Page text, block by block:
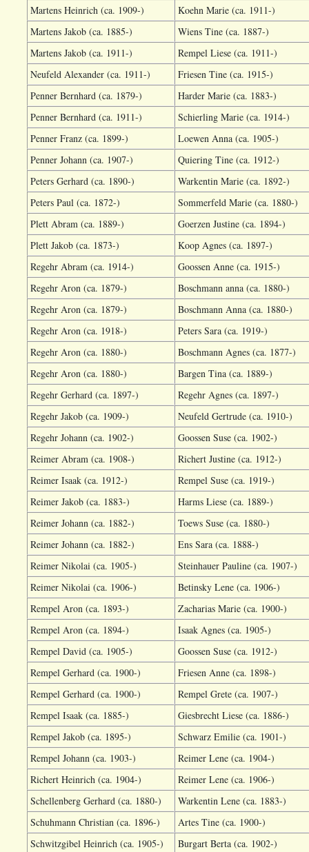
Martens Heinrich (ca. 1909-)
Koehn Marie (ca. 1911-)
Martens Jakob (ca. 1885-)
Wiens Tine (ca. 1887-)
Martens Jakob (ca. 1911-)
Rempel Liese (ca. 1911-)
Neufeld Alexander (ca. 1911-)
Friesen Tine (ca. 1915-)
Penner Bernhard (ca. 1879-)
Harder Marie (ca. 1883-)
Penner Bernhard (ca. 1911-)
Schierling Marie (ca. 1914-)
Penner Franz (ca. 1899-)
Loewen Anna (ca. 1905-)
Penner Johann (ca. 1907-)
Quiering Tine (ca. 1912-)
Peters Gerhard (ca. 1890-)
Warkentin Marie (ca. 1892-)
Peters Paul (ca. 1872-)
Sommerfeld Marie (ca. 1880-)
Plett Abram (ca. 1889-)
Goerzen Justine (ca. 1894-)
Plett Jakob (ca. 1873-)
Koop Agnes (ca. 1897-)
Regehr Abram (ca. 1914-)
Goossen Anne (ca. 1915-)
Regehr Aron (ca. 1879-)
Boschmann anna (ca. 1880-)
Regehr Aron (ca. 1879-)
Boschmann Anna (ca. 1880-)
Regehr Aron (ca. 1918-)
Peters Sara (ca. 1919-)
Regehr Aron (ca. 1880-)
Boschmann Agnes (ca. 1877-)
Regehr Aron (ca. 1880-)
Bargen Tina (ca. 1889-)
Regehr Gerhard (ca. 1897-)
Regehr Agnes (ca. 1897-)
Regehr Jakob (ca. 1909-)
Neufeld Gertrude (ca. 1910-)
Regehr Johann (ca. 1902-)
Goossen Suse (ca. 1902-)
Reimer Abram (ca. 1908-)
Richert Justine (ca. 1912-)
Reimer Isaak (ca. 1912-)
Rempel Suse (ca. 1919-)
Reimer Jakob (ca. 1883-)
Harms Liese (ca. 1889-)
Reimer Johann (ca. 1882-)
Toews Suse (ca. 1880-)
Reimer Johann (ca. 1882-)
Ens Sara (ca. 1888-)
Reimer Nikolai (ca. 1905-)
Steinhauer Pauline (ca. 1907-)
Reimer Nikolai (ca. 1906-)
Betinsky Lene (ca. 1906-)
Rempel Aron (ca. 1893-)
Zacharias Marie (ca. 1900-)
Rempel Aron (ca. 1894-)
Isaak Agnes (ca. 1905-)
Rempel David (ca. 1905-)
Goossen Suse (ca. 1912-)
Rempel Gerhard (ca. 1900-)
Friesen Anne (ca. 1898-)
Rempel Gerhard (ca. 1900-)
Rempel Grete (ca. 1907-)
Rempel Isaak (ca. 1885-)
Giesbrecht Liese (ca. 1886-)
Rempel Jakob (ca. 1895-)
Schwarz Emilie (ca. 1901-)
Rempel Johann (ca. 1903-)
Reimer Lene (ca. 1904-)
Richert Heinrich (ca. 1904-)
Reimer Lene (ca. 1906-)
Schellenberg Gerhard (ca. 1880-)
Warkentin Lene (ca. 1883-)
Schuhmann Christian (ca. 1896-)
Artes Tine (ca. 1900-)
Schwitzgibel Heinrich (ca. 1905-)
Burgart Berta (ca. 1902-)